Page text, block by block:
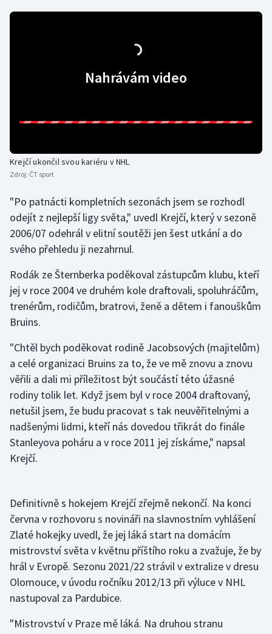
Jezdectví
Judo
Krasobruslení
Lyže a snowboard
Moderní pětiboj
Motorsport
Olympijské hry
Parasport
Plavání
Plážový volejbal
Ragby
Rychlobruslení
Rychlostní kanoistika
Short track
Nahrávám video
Krejčí ukončil svou kariéru v NHL
Zdroj: ČT sport
"Po patnácti kompletních sezonách jsem se rozhodl
odejít z nejlepší ligy světa," uvedl Krejčí, který v sezoně
2006/07 odehrál v elitní soutěži jen šest utkání a do
svého přehledu ji nezahrnul.
Rodák ze Šternberka poděkoval zástupcům klubu, kteří
jej v roce 2004 ve druhém kole draftovali, spoluhráčům,
trenérům, rodičům, bratrovi, ženě a dětem i fanouškům
Bruins.
"Chtěl bych poděkovat rodině Jacobsových (majitelům)
a celé organizaci Bruins za to, že ve mě znovu a znovu
věřili a dali mi příležitost být součástí této úžasné
rodiny tolik let. Když jsem byl v roce 2004 draftovaný,
netušil jsem, že budu pracovat s tak neuvěřitelnými a
nadšenými lidmi, kteří nás dovedou třikrát do finále
Stanleyova poháru a v roce 2011 jej získáme," napsal
Krejčí.
Definitivně s hokejem Krejčí zřejmě nekončí. Na konci
června v rozhovoru s novináři na slavnostním vyhlášení
Zlaté hokejky uvedl, že jej láká start na domácím
mistrovství světa v květnu příštího roku a zvažuje, že by
hrál v Evropě. Sezonu 2021/22 strávil v extralize v dresu
Olomouce, v úvodu ročníku 2012/13 při výluce v NHL
nastupoval za Pardubice.
"Mistrovství v Praze mě láká. Na druhou stranu